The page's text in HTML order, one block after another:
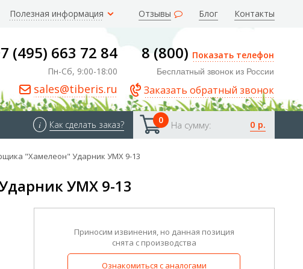
Полезная информация Отзывы Блог Контакты
(495) 663 72 84
Пн-Сб, 9:00-18:00
sales@tiberis.ru
8 (800) Показать телефон
Бесплатный звонок из России
Заказать обратный звонок
0 На сумму: 0 р.
i Как сделать заказ?
"Хамелеон" Ударник УМХ 9-13
УМХ 9-13
Приносим извинения, но данная позиция
снята с производства
Ознакомиться с аналогами